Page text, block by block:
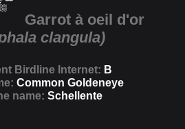
Garrot à oeil d'or
clangula)
Birdline Internet: B
Common Goldeneye
name: Schellente